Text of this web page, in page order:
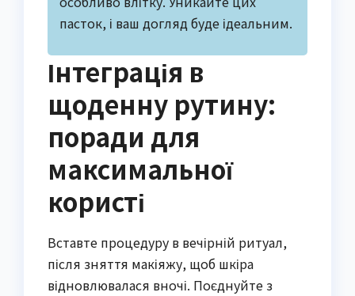
пасток, і ваш догляд буде ідеальним.
Інтеграція в
щоденну рутину:
поради для
максимальної
користі
Вставте процедуру в вечірній ритуал,
після зняття макіяжу, щоб шкіра
відновлювалася вночі. Поєднуйте з